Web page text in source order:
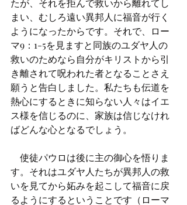
たが、それを拒んで救いから離れてし
まい、むしろ遠い異邦人に福音が行く
ようになったからです。それで、ロー
マ9：1-5を見ますと同族のユダヤ人の
救いのためなら自分がキリストから引
き離されて呪われた者となることさえ
願うと告白しました。私たちも伝道を
熱心にするときに知らない人々はイエ
ス様を信じるのに、家族は信じなけれ
ばどんな心となるでしょう。
使徒パウロは後に主の御心を悟りま
す。それはユダヤ人たちが異邦人の救
いを見てから妬みを起こして福音に戻
るようにするということです（ローマ